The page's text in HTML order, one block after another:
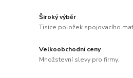
Široký výběr
Tisíce položek spojovacího
Velkoobchodní ceny
Množstevní slevy pro firmy.